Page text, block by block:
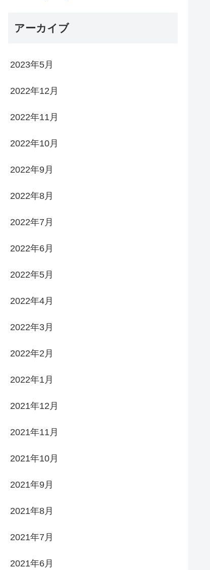
アーカイブ
2023年5月
2022年12月
2022年11月
2022年10月
2022年9月
2022年8月
2022年7月
2022年6月
2022年5月
2022年4月
2022年3月
2022年2月
2022年1月
2021年12月
2021年11月
2021年10月
2021年9月
2021年8月
2021年7月
2021年6月